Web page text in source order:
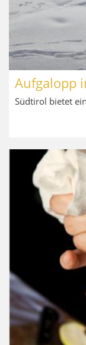
Aufgalopp
Südtirol bietet